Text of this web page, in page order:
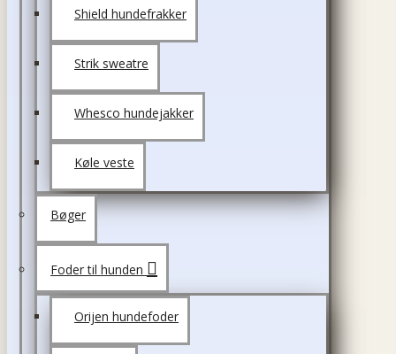
Shield hundefrakker
Strik sweatre
Whesco hundejakker
Køle veste
Bøger
Foder til hunden
Orijen hundefoder